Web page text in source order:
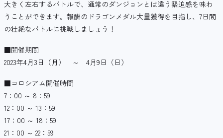
大きく左右するバトルで、通常のダンジョンとは違う緊迫感を味わ
うことができます。報酬のドラゴンメダル大量獲得を目指し、7日間
の壮絶なバトルに挑戦しましょう！
■開催期間
2023年4月3日（月） ～ 4月9日（日）
■コロシアム開催時間
7：00 ～ 8：59
12：00 ～ 13：59
17：00 ～ 18：59
21：00 ～ 22：59